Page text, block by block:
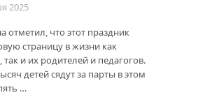
2025
отметил, что этот праздник
страницу в жизни как
и их родителей и педагогов.
детей сядут за парты в этом
…